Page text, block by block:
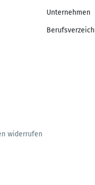
Unternehmen
widerrufen